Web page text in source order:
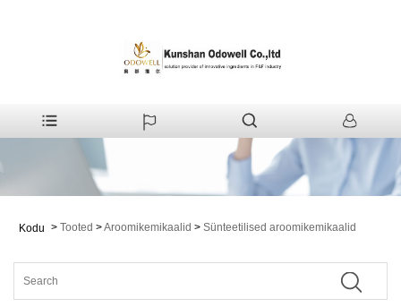
Kodu > Tooted >Aroomikemikaalid > Sünteetilised aroomikemikaalid